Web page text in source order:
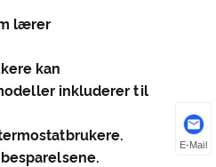
lærer
kan
inkluderer til
E-Mail